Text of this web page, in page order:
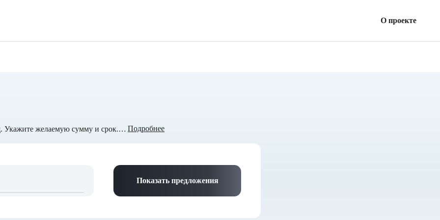
О проекте
Небольшие займы из списка МФО от экспертов Окейкард. Укажите желаемую сумму и срок. Выберите подходящее предложение. Онлайн оформление заявки с быстрым перечислением денег в день обращения. Подробнее